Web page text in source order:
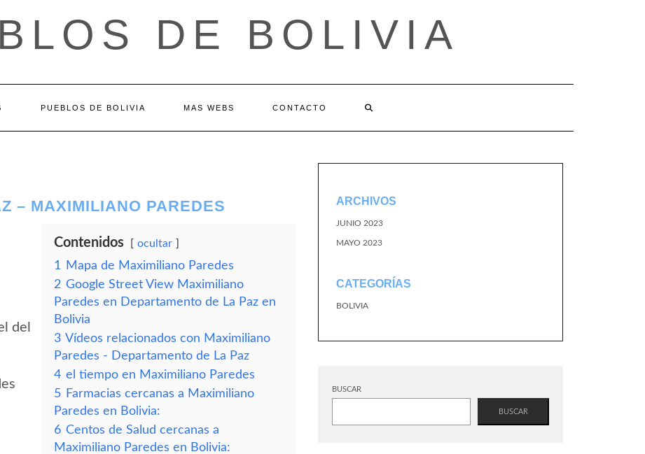
DE BOLIVIA
PUEBLOS DE BOLIVIA MAS WEBS CONTACTO
– MAXIMILIANO PAREDES
del
Contenidos ocultar
1
Mapa de Maximiliano Paredes
2 Google Street View Maximiliano
Paredes en Departamento de La Paz en
Bolivia
3 Vídeos relacionados con Maximiliano
Paredes - Departamento de La Paz
4 el tiempo en Maximiliano Paredes
5 Farmacias cercanas a Maximiliano
Paredes en Bolivia:
6 Centos de Salud cercanas a
Maximiliano Paredes en Bolivia:
ARCHIVOS
JUNIO 2023
MAYO 2023
CATEGORÍAS
BOLIVIA
BUSCAR
BUSCAR